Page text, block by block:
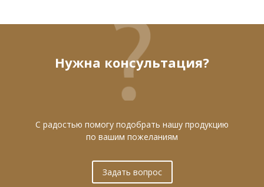
Нужна консультация?
С радостью помогу подобрать нашу продукцию
по вашим пожеланиям
Задать вопрос